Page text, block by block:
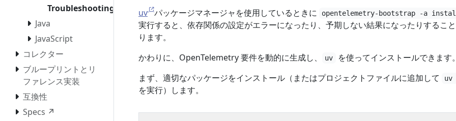
Troubleshooting
Java
JavaScript
コレクター
ブループリントとリ
ファレンス実装
互換性
Specs ↗
uv パッケージマネージャを使用しているときに opentelemetry-bootstrap -a
実行すると、依存関係の設定がエラーになったり、予期しない結果になったりするこ
ります。
かわりに、OpenTelemetry 要件を動的に生成し、
uv
を使ってインストールできます。
まず、適切なパッケージをインストール（またはプロジェクトファイルに追加して
uv
を実行）します。